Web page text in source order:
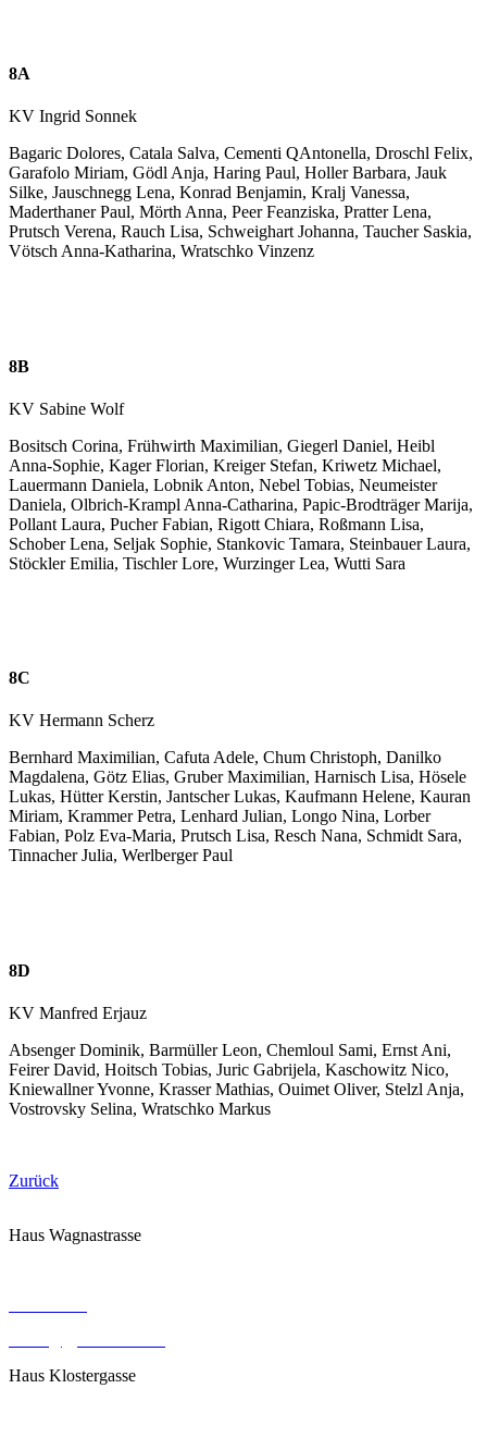
8A
KV Ingrid Sonnek
Bagaric Dolores, Catala Salva, Cementi QAntonella, Droschl Felix,
Garafolo Miriam, Gödl Anja, Haring Paul, Holler Barbara, Jauk
Silke, Jauschnegg Lena, Konrad Benjamin, Kralj Vanessa,
Maderthaner Paul, Mörth Anna, Peer Feanziska, Pratter Lena,
Prutsch Verena, Rauch Lisa, Schweighart Johanna, Taucher Saskia,
Vötsch Anna-Katharina, Wratschko Vinzenz
8B
KV Sabine Wolf
Bositsch Corina, Frühwirth Maximilian, Giegerl Daniel, Heibl
Anna-Sophie, Kager Florian, Kreiger Stefan, Kriwetz Michael,
Lauermann Daniela, Lobnik Anton, Nebel Tobias, Neumeister
Daniela, Olbrich-Krampl Anna-Catharina, Papic-Brodträger Marija,
Pollant Laura, Pucher Fabian, Rigott Chiara, Roßmann Lisa,
Schober Lena, Seljak Sophie, Stankovic Tamara, Steinbauer Laura,
Stöckler Emilia, Tischler Lore, Wurzinger Lea, Wutti Sara
8C
KV Hermann Scherz
Bernhard Maximilian, Cafuta Adele, Chum Christoph, Danilko
Magdalena, Götz Elias, Gruber Maximilian, Harnisch Lisa, Hösele
Lukas, Hütter Kerstin, Jantscher Lukas, Kaufmann Helene, Kauran
Miriam, Krammer Petra, Lenhard Julian, Longo Nina, Lorber
Fabian, Polz Eva-Maria, Prutsch Lisa, Resch Nana, Schmidt Sara,
Tinnacher Julia, Werlberger Paul
8D
KV Manfred Erjauz
Absenger Dominik, Barmüller Leon, Chemloul Sami, Ernst Ani,
Feirer David, Hoitsch Tobias, Juric Gabrijela, Kaschowitz Nico,
Kniewallner Yvonne, Krasser Mathias, Ouimet Oliver, Stelzl Anja,
Vostrovsky Selina, Wratschko Markus
Zurück
Haus Wagnastrasse
Haus Klostergasse